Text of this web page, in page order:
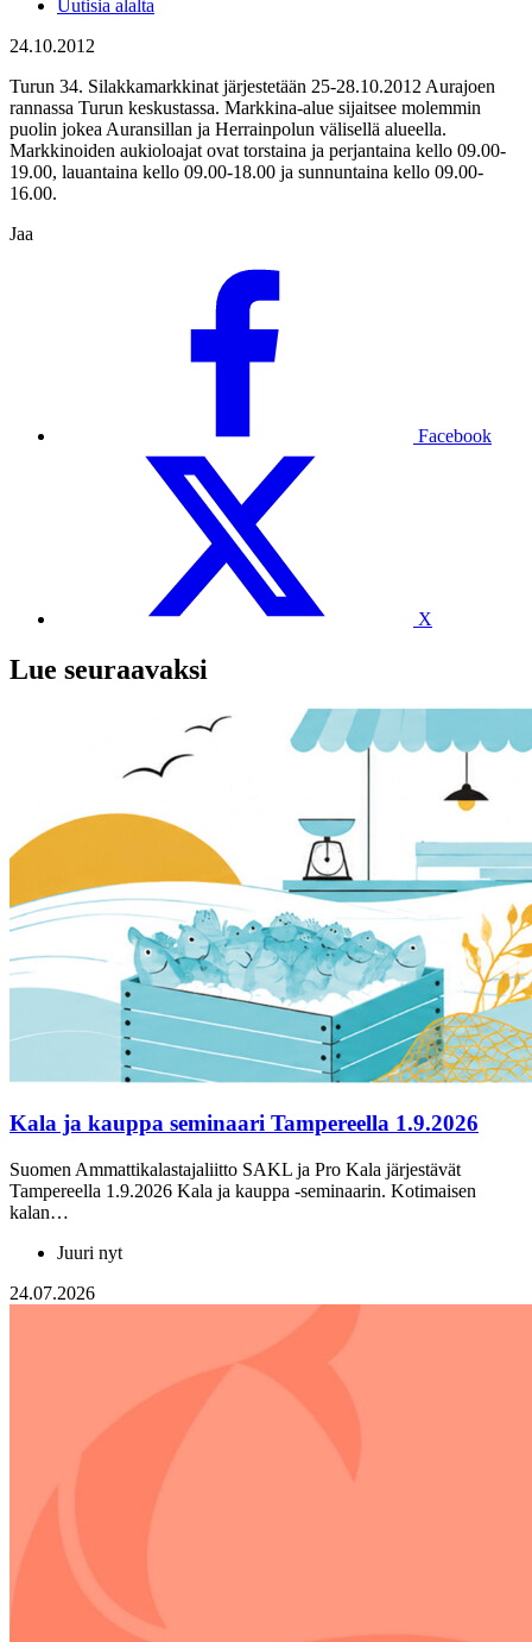
Uutisia alalta
24.10.2012
Turun 34. Silakkamarkkinat järjestetään 25-28.10.2012 Aurajoen
rannassa Turun keskustassa. Markkina-alue sijaitsee molemmin
puolin jokea Auransillan ja Herrainpolun välisellä alueella.
Markkinoiden aukioloajat ovat torstaina ja perjantaina kello 09.00-
19.00, lauantaina kello 09.00-18.00 ja sunnuntaina kello 09.00-
16.00.
Jaa
Facebook
X
Lue seuraavaksi
Kala ja kauppa seminaari Tampereella 1.9.2026
Suomen Ammattikalastajaliitto SAKL ja Pro Kala järjestävät
Tampereella 1.9.2026 Kala ja kauppa -seminaarin. Kotimaisen
kalan…
Juuri nyt
24.07.2026